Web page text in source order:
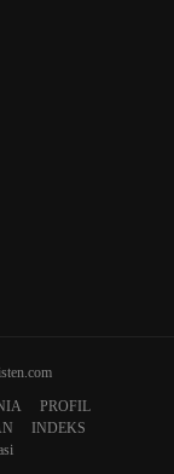
PROFIL
INDEKS